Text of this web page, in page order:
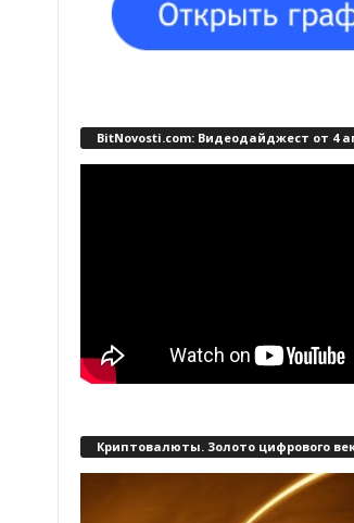
BitNovosti.com: Видеодайджест от 4
Криптовалюты. Золото цифрового